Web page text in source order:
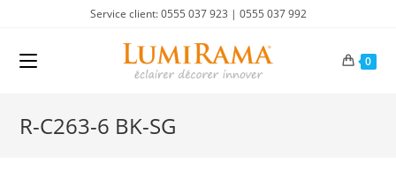
content
Service client: 0555 037 923 | 0555 037 992
0
R-C263-6 BK-SG